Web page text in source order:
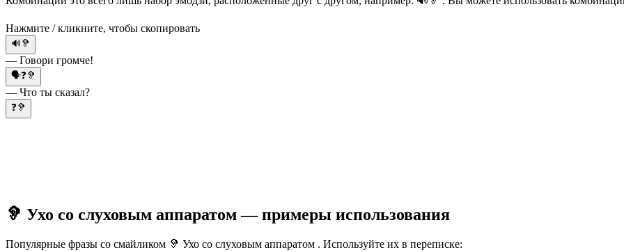
Нажмите / кликните, чтобы скопировать
🔊🦻
— Говори громче!
🗣❓🦻
— Что ты сказал?
❓🦻
🦻 Ухо со слуховым аппаратом — примеры использования
Популярные фразы со смайликом 🦻 Ухо со слуховым аппаратом . Используйте их в переписке: